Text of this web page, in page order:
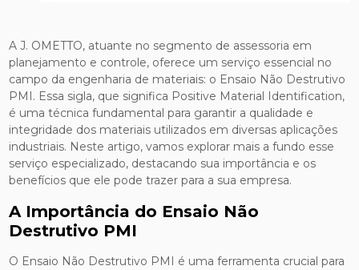
A J. OMETTO, atuante no segmento de assessoria em
planejamento e controle, oferece um serviço essencial no
campo da engenharia de materiais: o Ensaio Não Destrutivo
PMI. Essa sigla, que significa Positive Material Identification,
é uma técnica fundamental para garantir a qualidade e
integridade dos materiais utilizados em diversas aplicações
industriais. Neste artigo, vamos explorar mais a fundo esse
serviço especializado, destacando sua importância e os
benefícios que ele pode trazer para a sua empresa.
A Importância do Ensaio Não
Destrutivo PMI
O Ensaio Não Destrutivo PMI é uma ferramenta crucial para